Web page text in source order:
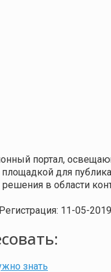
портал,
площадкой для
в области
Регистрация: 11-05-2019
знать